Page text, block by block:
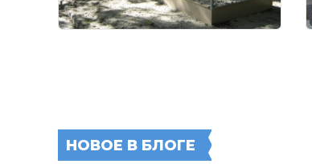
НОВОЕ В БЛОГЕ